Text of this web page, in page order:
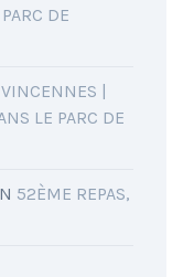
DE
|
LE PARC DE
52ÈME REPAS,